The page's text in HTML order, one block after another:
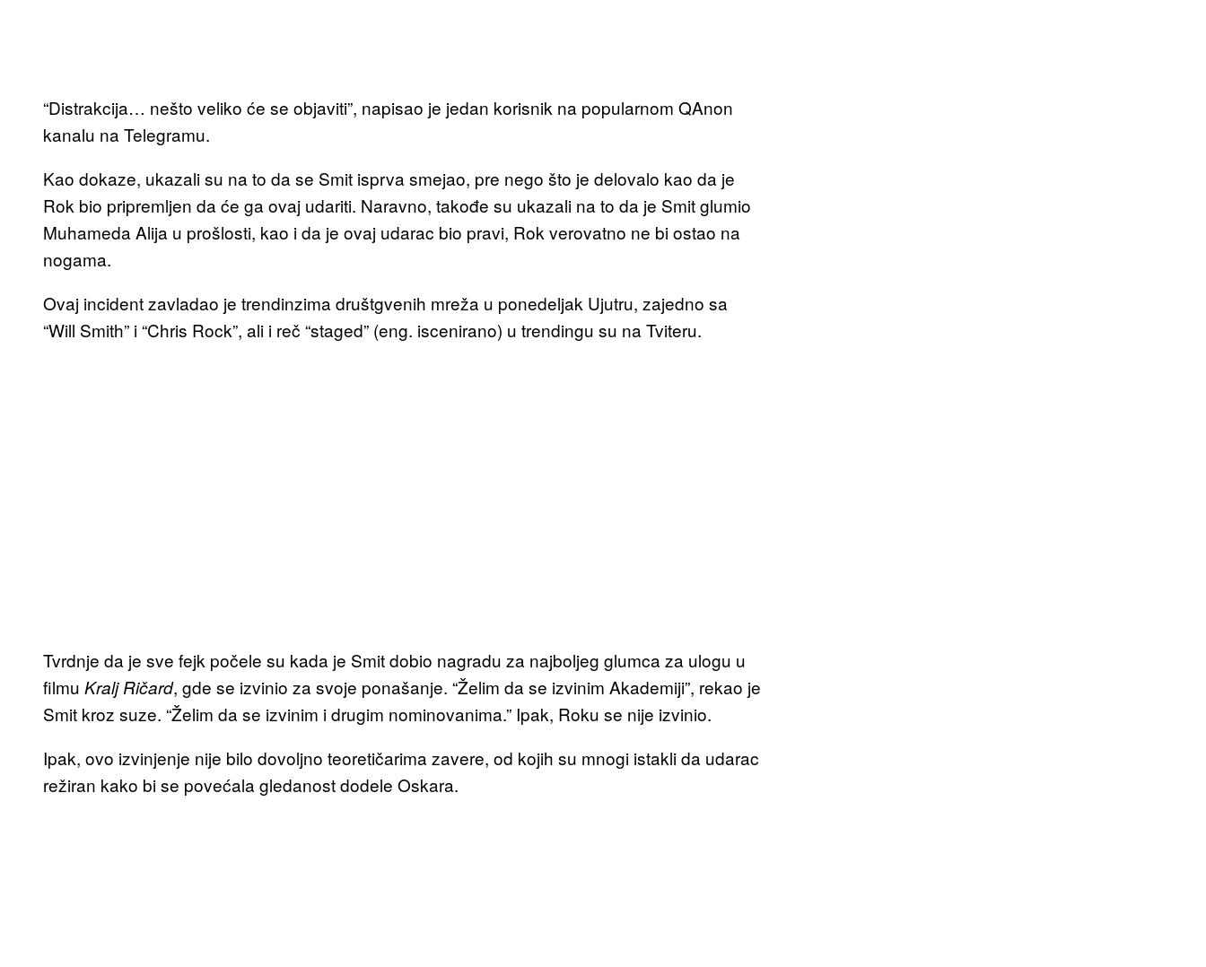
“Distrakcija… nešto veliko će se objaviti”, napisao je jedan korisnik na popularnom QAnon
kanalu na Telegramu.
Kao dokaze, ukazali su na to da se Smit isprva smejao, pre nego što je delovalo kao da je
Rok bio pripremljen da će ga ovaj udariti. Naravno, takođe su ukazali na to da je Smit glumio
Muhameda Alija u prošlosti, kao i da je ovaj udarac bio pravi, Rok verovatno ne bi ostao na
nogama.
Ovaj incident zavladao je trendinzima društgvenih mreža u ponedeljak Ujutru, zajedno sa
“Will Smith” i “Chris Rock”, ali i reč “staged” (eng. iscenirano) u trendingu su na Tviteru.
Tvrdnje da je sve fejk počele su kada je Smit dobio nagradu za najboljeg glumca za ulogu u
filmu Kralj Ričard, gde se izvinio za svoje ponašanje. “Želim da se izvinim Akademiji”, rekao je
Smit kroz suze. “Želim da se izvinim i drugim nominovanima.” Ipak, Roku se nije izvinio.
Ipak, ovo izvinjenje nije bilo dovoljno teoretičarima zavere, od kojih su mnogi istakli da udarac
režiran kako bi se povećala gledanost dodele Oskara.